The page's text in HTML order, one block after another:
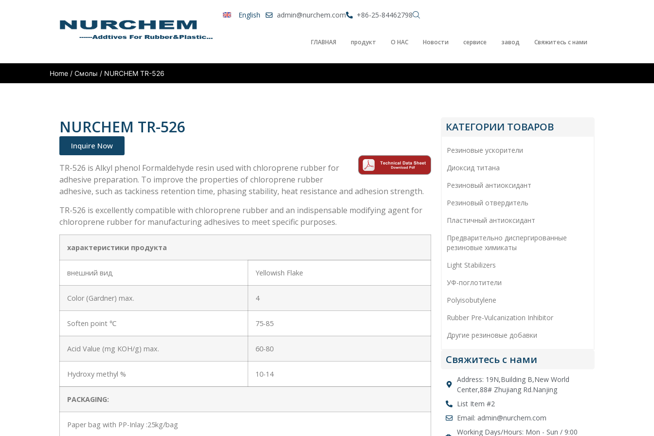
English admin@nurchem.com +86-25-84462798
ГЛАВНАЯ продукт О НАС Новости сервисе завод Свяжитесь с нами
Home / Смолы / NURCHEM TR-526
NURCHEM TR-526
Inquire Now
TR-526 is Alkyl phenol Formaldehyde resin used with chloroprene rubber for
adhesive preparation. To improve the properties of chloroprene rubber
adhesive, such as tackiness retention time, phasing stability, heat resistance and adhesion strength.
TR-526 is excellently compatible with chloroprene rubber and an indispensable modifying agent for
chloroprene rubber for manufacturing adhesives to meet specific purposes.
характеристики продукта
внешний вид Yellowish Flake
Color (Gardner) max. 4
Soften point ℃ 75-85
Acid Value (mg KOH/g) max. 60-80
Hydroxy methyl % 10-14
PACKAGING:
Paper bag with PP-Inlay :25kg/bag
КАТЕГОРИИ ТОВАРОВ
Резиновые ускорители
Диоксид титана
Резиновый антиоксидант
Резиновый отвердитель
Пластичный антиоксидант
Предварительно диспергированные
резиновые химикаты
Light Stabilizers
УФ-поглотители
Polyisobutylene
Rubber Pre-Vulcanization Inhibitor
Другие резиновые добавки
Свяжитесь с нами
Address: 19N,Building B,New World
Center,88# Zhujiang Rd.Nanjing
List Item #2
Email: admin@nurchem.com
Working Days/Hours: Mon - Sun / 9:00